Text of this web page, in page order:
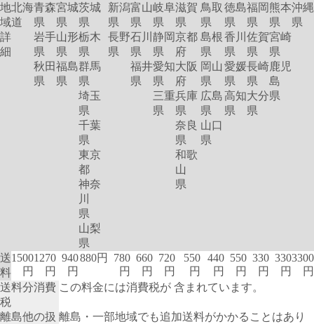
地
域
詳
細
北海
道
青森
県
岩手
県
秋田
県
宮城
県
山形
県
福島
県
茨城
県
栃木
県
群馬
県
埼玉
県
千葉
県
東京
都
神奈
川
県
山梨
県
新潟
県
長野
県
富山
県
石川
県
福井
県
岐阜
県
静岡
県
愛知
県
三重
県
滋賀
県
京都
府
大阪
府
兵庫
県
奈良
県
和歌
山
県
鳥取
県
島根
県
岡山
県
広島
県
山口
県
徳島
県
香川
県
愛媛
県
高知
県
福岡
県
佐賀
県
長崎
県
大分
県
熊本
県
宮崎
県
鹿児
島
県
沖縄
県
送
料
1500
円
1270
円
940
円
880円
780
円
660
円
720
円
550
円
440
円
550
円
330
円
330
円
3300
円
送料分消費
税
この料金には消費税が 含まれています。
離島他の扱 離島・一部地域でも追加送料がかかることはあり